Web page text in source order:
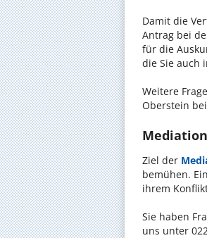
Damit die
Antrag bei
für die
die Sie auch
Weitere
Oberstein
Ziel der
bemühen.
ihrem
Sie haben
uns unter